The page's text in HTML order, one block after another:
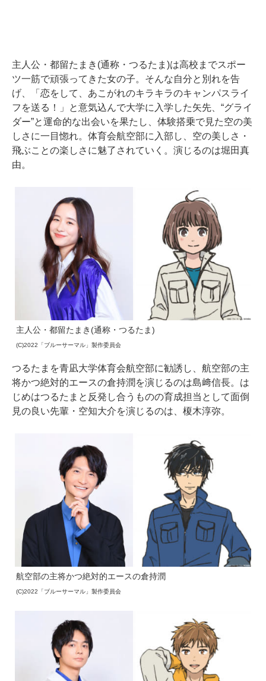
主人公・都留たまき(通称・つるたま)は高校までスポー
ツ一筋で頑張ってきた女の子。そんな自分と別れを告
げ、「恋をして、あこがれのキラキラのキャンパスライ
フを送る！」と意気込んで大学に入学した矢先、“グライ
ダー”と運命的な出会いを果たし、体験搭乗で見た空の美
しさに一目惚れ。体育会航空部に入部し、空の美しさ・
飛ぶことの楽しさに魅了されていく。演じるのは堀田真
由。
主人公・都留たまき(通称・つるたま)
(C)2022「ブルーサーマル」製作委員会
つるたまを青凪大学体育会航空部に勧誘し、航空部の主
将かつ絶対的エースの倉持潤を演じるのは島﨑信長。は
じめはつるたまと反発し合うものの育成担当として面倒
見の良い先輩・空知大介を演じるのは、榎木淳弥。
航空部の主将かつ絶対的エースの倉持潤
(C)2022「ブルーサーマル」製作委員会